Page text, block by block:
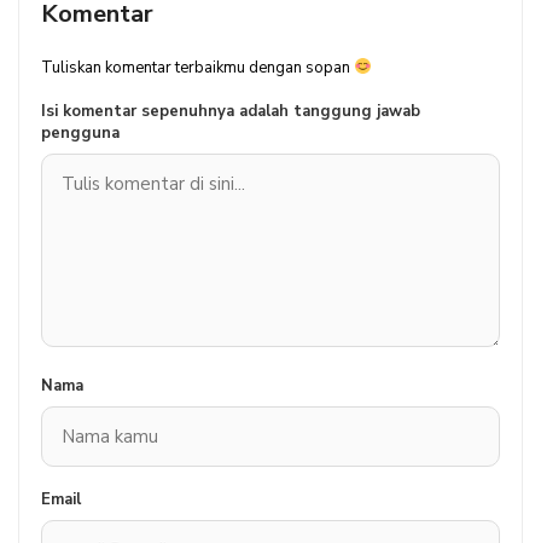
Komentar
Tuliskan komentar terbaikmu dengan sopan
Isi komentar sepenuhnya adalah tanggung jawab
pengguna
Nama
Email